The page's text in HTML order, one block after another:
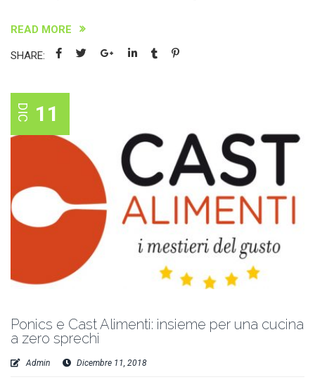
READ MORE
SHARE:
11
DIC
Ponics e Cast Alimenti: insieme per una cucina
a zero sprechi
Admin Dicembre 11, 2018